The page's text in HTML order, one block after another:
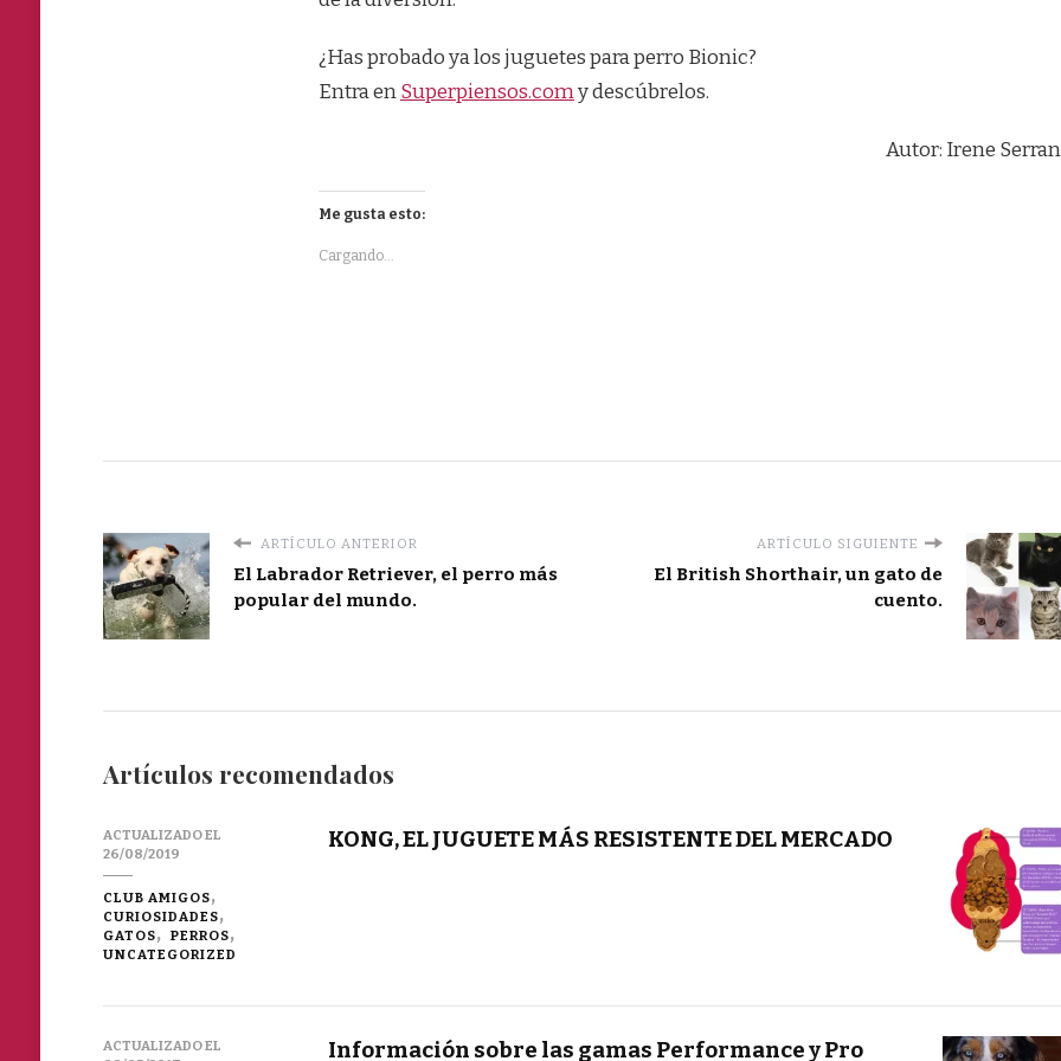
¿Has probado ya los juguetes para perro Bionic?
Entra enSuperpiensos.comy descúbrelos.
Autor: Irene
Me gusta esto:
Cargando...
ARTÍCULO ANTERIOR
El Labrador Retriever, el perro más
popular del mundo.
ARTÍCULO SIGUIENTE
El British Shorthair, un gato de
cuento.
Artículos recomendados
ACTUALIZADO EL
26/08/2019
CLUB AMIGOS
CURIOSIDADES
GATOS
PERROS
UNCATEGORIZED
KONG, EL JUGUETE MÁS RESISTENTE DEL MERCADO
ACTUALIZADO EL
Información sobre las gamas Performance y Pro